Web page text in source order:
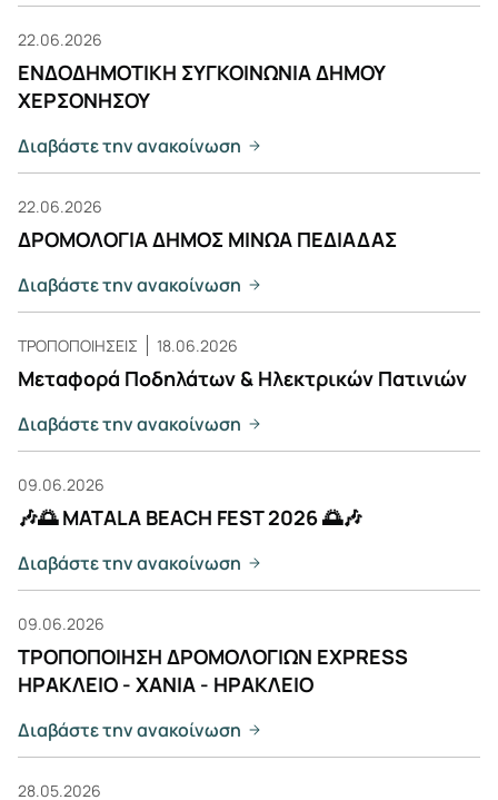
22.06.2026
ΕΝΔΟΔΗΜΟΤΙΚΗ ΣΥΓΚΟΙΝΩΝΙΑ ΔΗΜΟΥ
ΧΕΡΣΟΝΗΣΟΥ
Διαβάστε την ανακοίνωση
22.06.2026
ΔΡΟΜΟΛΟΓΙΑ ΔΗΜΟΣ ΜΙΝΩΑ ΠΕΔΙΑΔΑΣ
Διαβάστε την ανακοίνωση
ΤΡΟΠΟΠΟΙΗΣΕΙΣ 18.06.2026
Μεταφορά Ποδηλάτων & Ηλεκτρικών Πατινιών
Διαβάστε την ανακοίνωση
09.06.2026
🎶🌅 MATALA BEACH FEST 2026 🌅🎶
Διαβάστε την ανακοίνωση
09.06.2026
ΤΡΟΠΟΠΟΙΗΣΗ ΔΡΟΜΟΛΟΓΙΩΝ EXPRESS
ΗΡΑΚΛΕΙΟ - ΧΑΝΙΑ - ΗΡΑΚΛΕΙΟ
Διαβάστε την ανακοίνωση
28.05.2026